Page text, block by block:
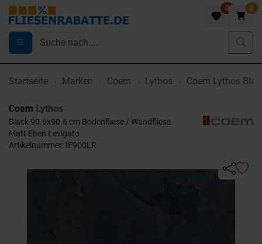
0 0
Startseite Marken Coem Lythos Coem Lythos
Coem Lythos
Black 90.6x90.6 cm Bodenfliese / Wandfliese
Matt Eben Levigato
Artikelnummer: IF900LR